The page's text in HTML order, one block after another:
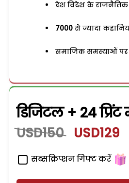
देश विदेश के राजनैतिक
7000 से ज्यादा
समाजिक समस्याओं
डिजिटल + 24
USD150 USD129
सब्सक्रिप्शन गिफ्ट करें